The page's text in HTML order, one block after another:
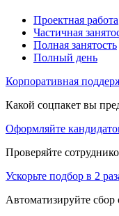
Проектная работа
Частичная
Полная занятость
Полный день
Корпоративная
Какой соцпакет вы
Оформляйте
Проверяйте
Ускорьте подбор в 2
Автоматизируйте сбор